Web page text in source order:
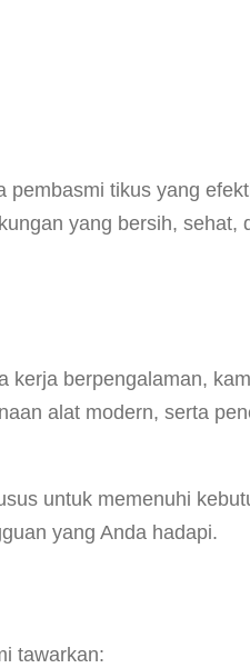
tikus yang
yang bersih, sehat,
kerja berpengalaman,
alat modern, serta
untuk memenuhi
yang Anda hadapi.
tawarkan: